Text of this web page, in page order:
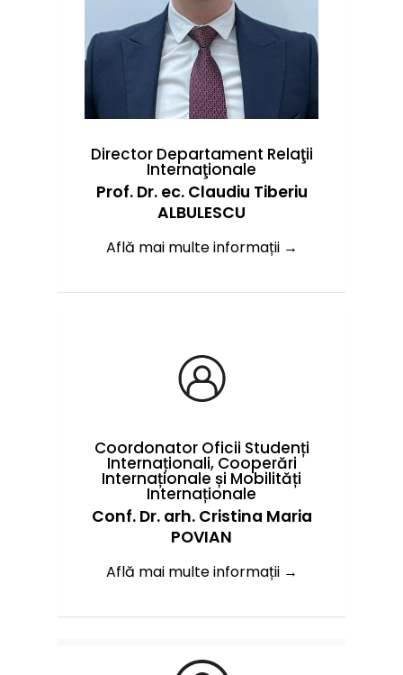
Director Departament Relaţii
Internaţionale
Prof. Dr. ec. Claudiu Tiberiu
ALBULESCU
Află mai multe informații →
Coordonator Oficii Studenți
Internaționali, Cooperări
Internaționale și Mobilități
Internaționale
Conf. Dr. arh. Cristina Maria
POVIAN
Află mai multe informații →